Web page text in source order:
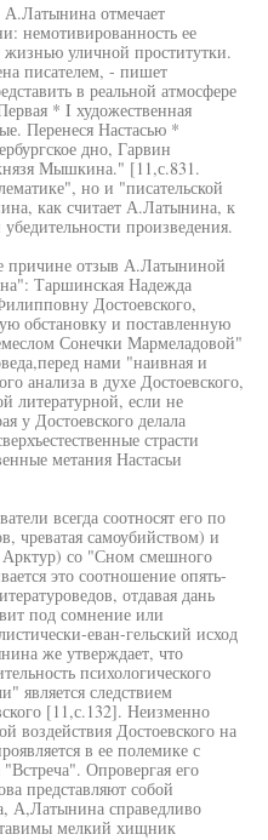
отмечает
немотивированность ее
уличной проститутки.
писателем, - пишет
в реальной атмосфере
* I художественная
Перенеся Настасью *
дно, Гарвин
Мышкина." [11,с.831.
но и "писательской
как считает А.Латынина, к
произведения.
причине отзыв А.Латыниной
Таршинская Надежда
Достоевского,
обстановку и поставленную
Сонечки Мармеладовой"
нами "наивная и
анализа в духе Достоевского,
литературной, если не
у Достоевского делала
страсти
метания Настасьи
всегда соотносят его по
чреватая самоубийством) и
Арктур) со "Сном смешного
это соотношение опять-
отдавая дань
под сомнение или
еван-гельский исход
же утверждает, что
психологического
является следствием
[11,с.132]. Неизменно
воздействия Достоевского на
в ее полемике с
Опровергая его
представляют собой
А,Латынина справедливо
мелкий хищник